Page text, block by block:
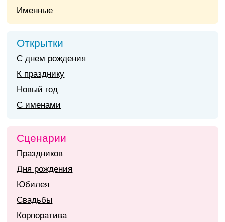
Именные
Открытки
С днем рождения
К празднику
Новый год
С именами
Сценарии
Праздников
Дня рождения
Юбилея
Свадьбы
Корпоратива